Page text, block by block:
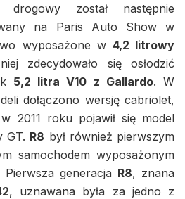
drogowy został następnie
na Paris Auto Show w
wyposażone w 4,2 litrowy
zdecydowało się osłodzić
5,2 litra V10 z Gallardo. W
dołączono wersję cabriolet,
2011 roku pojawił się model
GT. R8 był również pierwszym
samochodem wyposażonym
generacja R8, znana
, uznawana była za jedno z